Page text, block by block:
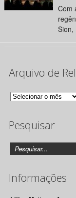
Com
Sion,
Arquivo de
Arquivo
Releases
Pesquisar
Informações